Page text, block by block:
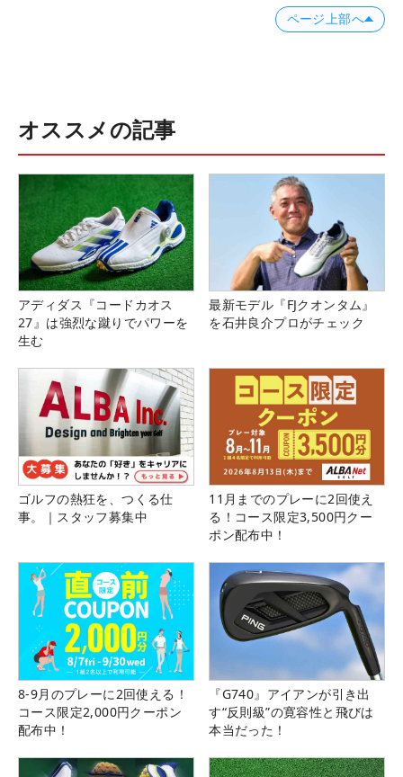
ページ上部へ
オススメの記事
アディダス『コードカオス
27』は強烈な蹴りでパワーを
生む
最新モデル『FJクオンタム』
を石井良介プロがチェック
ゴルフの熱狂を、つくる仕
事。｜スタッフ募集中
11月までのプレーに2回使え
る！コース限定3,500円クー
ポン配布中！
8-9月のプレーに2回使える！
コース限定2,000円クーポン
配布中！
『G740』アイアンが引き出
す“反則級”の寛容性と飛びは
本当だった！